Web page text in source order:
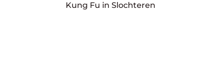
Kung Fu in Slochteren